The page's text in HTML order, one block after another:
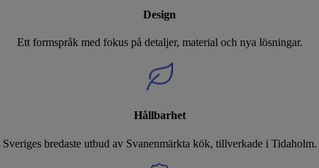
Design
Ett formspråk med fokus på detaljer, material och nya lösningar.
Hållbarhet
Sveriges bredaste utbud av Svanenmärkta kök, tillverkade i Tidaholm.